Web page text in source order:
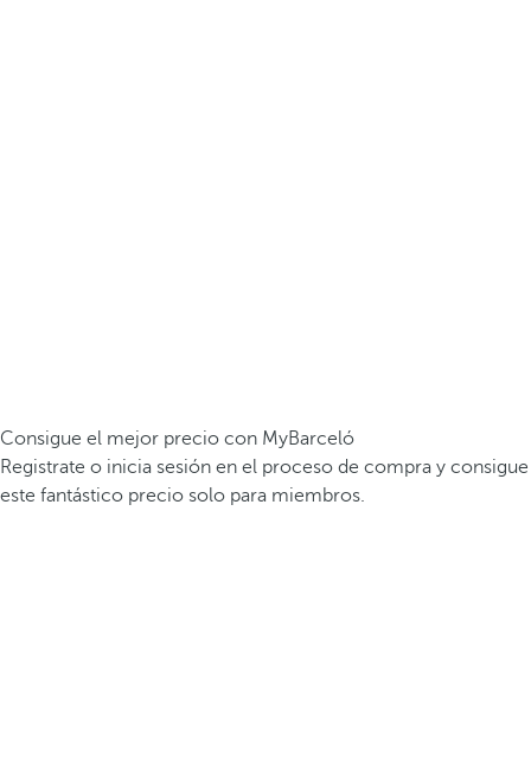
Consigue el mejor precio con MyBarceló
Registrate o inicia sesión en el proceso de compra y consigue
este fantástico precio solo para miembros.